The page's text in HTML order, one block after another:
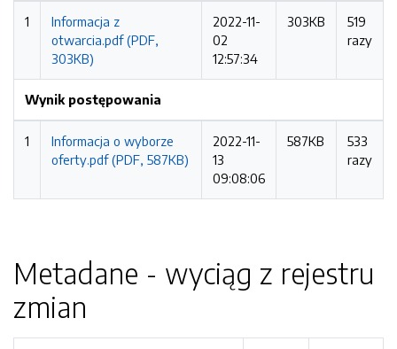
1
Informacja z
otwarcia.pdf (PDF,
303KB)
2022-11-
02
12:57:34
303KB
519
razy
Wynik postępowania
1
Informacja o wyborze
oferty.pdf (PDF, 587KB)
2022-11-
13
09:08:06
587KB
533
razy
Metadane - wyciąg z rejestru
zmian